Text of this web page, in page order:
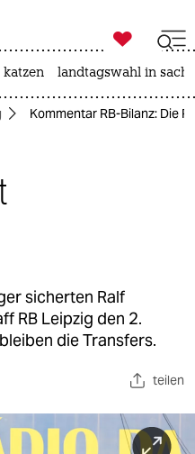

taz zahl ich
katzen landtagswahl in
Kommentar RB-Bilanz: Die
sicherten Ralf
RB Leipzig den 2.
die Transfers.
teilen